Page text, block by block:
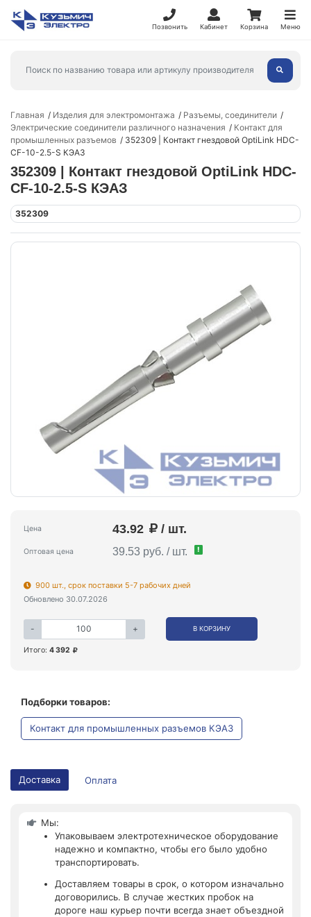
Позвонить Кабинет Корзина Меню
Главная Изделия для электромонтажа
Разъемы, соединители
Электрические соединители различного назначения
Контакт для
промышленных разъемов
352309 | Контакт гнездовой OptiLink HDC-
CF-10-2.5-S КЭАЗ
352309 | Контакт гнездовой OptiLink HDC-
CF-10-2.5-S КЭАЗ
352309
Цена 43.92 / шт.
Оптовая цена 39.53 руб. / шт. !
900 шт., срок поставки 5-7 рабочих дней
Обновлено 30.07.2026
- + В КОРЗИНУ
Итого: 4 392
Подборки товаров:
Контакт для промышленных разъемов КЭАЗ
Доставка Оплата
Мы:
Упаковываем электротехническое оборудование
надежно и компактно, чтобы его было удобно
транспортировать.
Доставляем товары в срок, о котором изначально
договорились. В случае жестких пробок на
дороге наш курьер почти всегда знает объездной